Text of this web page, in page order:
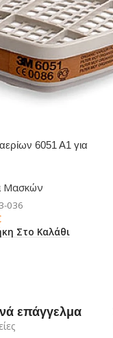
6051 Α1 για
Μασκών
036
Στο Καλάθι
επάγγελμα